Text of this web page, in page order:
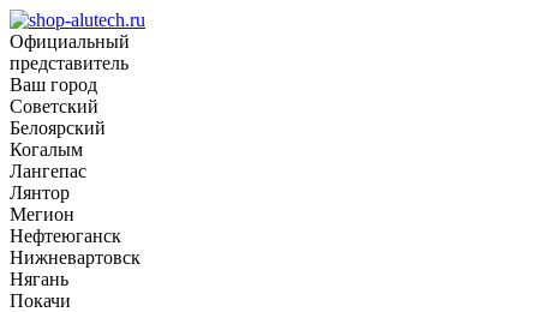
Официальный
представитель
Ваш город
Советский
Белоярский
Когалым
Лангепас
Лянтор
Мегион
Нефтеюганск
Нижневартовск
Нягань
Покачи